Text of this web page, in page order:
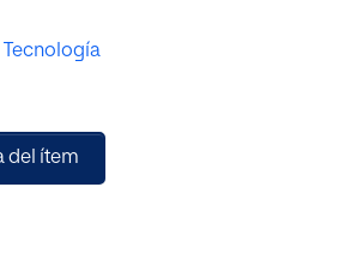
analizan la adaptabilidad y
cuando reciben capacitación
que el sistema propuesto
en un proceso de capacitación
un test de intrusión a sistemas
Tecnología
del ítem